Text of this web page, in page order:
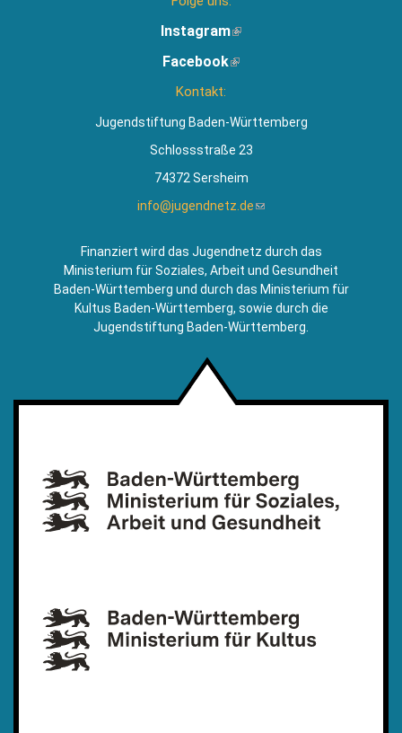
Instagram(Link
extern)
Facebook(Link
Kontakt:
Jugendstiftung Baden-Württemberg
Schlossstraße 23
74372 Sersheim
info@jugendnetz.de(Link
Mail)
Finanziert wird das Jugendnetz durch das
Ministerium für Soziales, Arbeit und Gesundheit
Baden-Württemberg und durch das Ministerium für
Kultus Baden-Württemberg, sowie durch die
Jugendstiftung Baden-Württemberg.